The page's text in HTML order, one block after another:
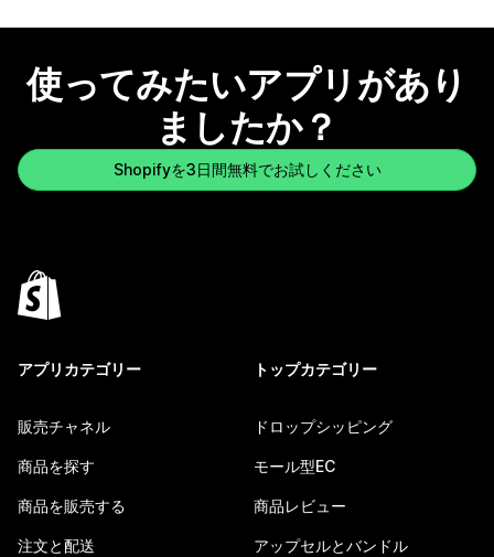
使ってみたいアプリがあり
ましたか？
Shopifyを3日間無料でお試しください
アプリカテゴリー
販売チャネル
商品を探す
商品を販売する
注文と配送
トップカテゴリー
ドロップシッピング
モール型EC
商品レビュー
アップセルとバンドル